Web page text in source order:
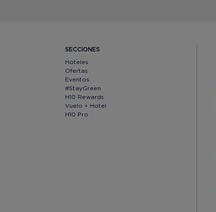
SECCIONES
Hoteles
Ofertas
Eventos
#StayGreen
H10 Rewards
Vuelo + Hotel
H10 Pro